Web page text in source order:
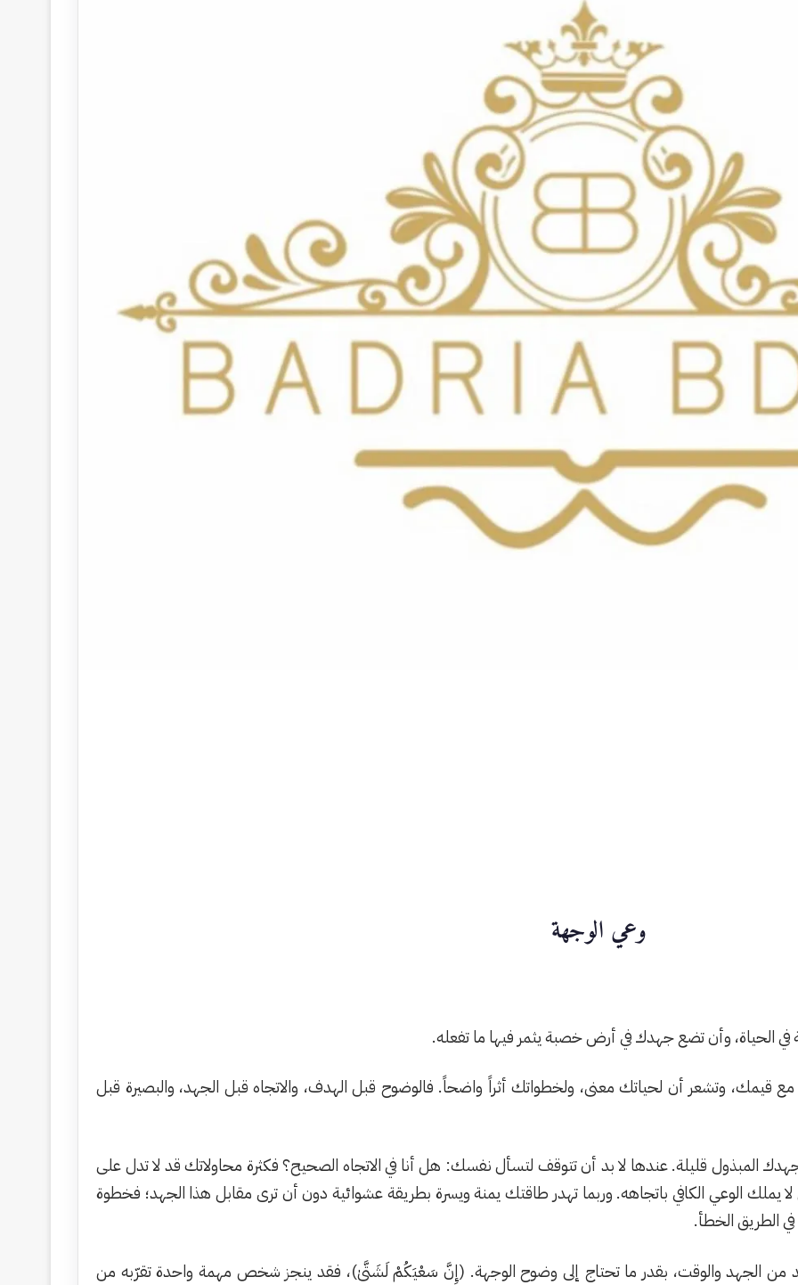
وعي الوجهة
الحياة، وأن تضع جهدك في أرض خصبة يثمر فيها ما تفعله.
وتشعر أن لحياتك معنى، ولخطواتك أثراً واضحاً. فالوضوح قبل الهدف، والاتجاه قبل الجهد، والبصيرة قبل
المبذول قليلة. عندها لا بد أن تتوقف لتسأل نفسك: هل أنا في الاتجاه الصحيح؟ فكثرة محاولاتك قد لا تدل على
الوعي الكافي باتجاهه. وربما تهدر طاقتك يمنة ويسرة بطريقة عشوائية دون أن ترى مقابل هذا الجهد؛ فخطوة
الطريق الخطأ.
من الجهد والوقت، بقدر ما تحتاج إلى وضوح الوجهة. (إِنَّ سَعْيَكُمْ لَشَتَّىٰ)، فقد ينجز شخص مهمة واحدة تقرّبه من